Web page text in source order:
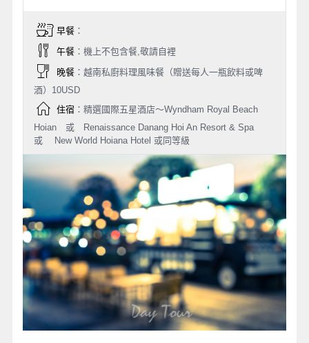
早餐：
午餐：機上不包含餐,敬請自裡
晚餐：越南私廚料理風味餐（贈送每人一瓶飲料或啤
酒）10USD
住宿：精選國際五星酒店～Wyndham Royal Beach
Hoian 或 Renaissance Danang Hoi An Resort & Spa
或 New World Hoiana Hotel 或同等級